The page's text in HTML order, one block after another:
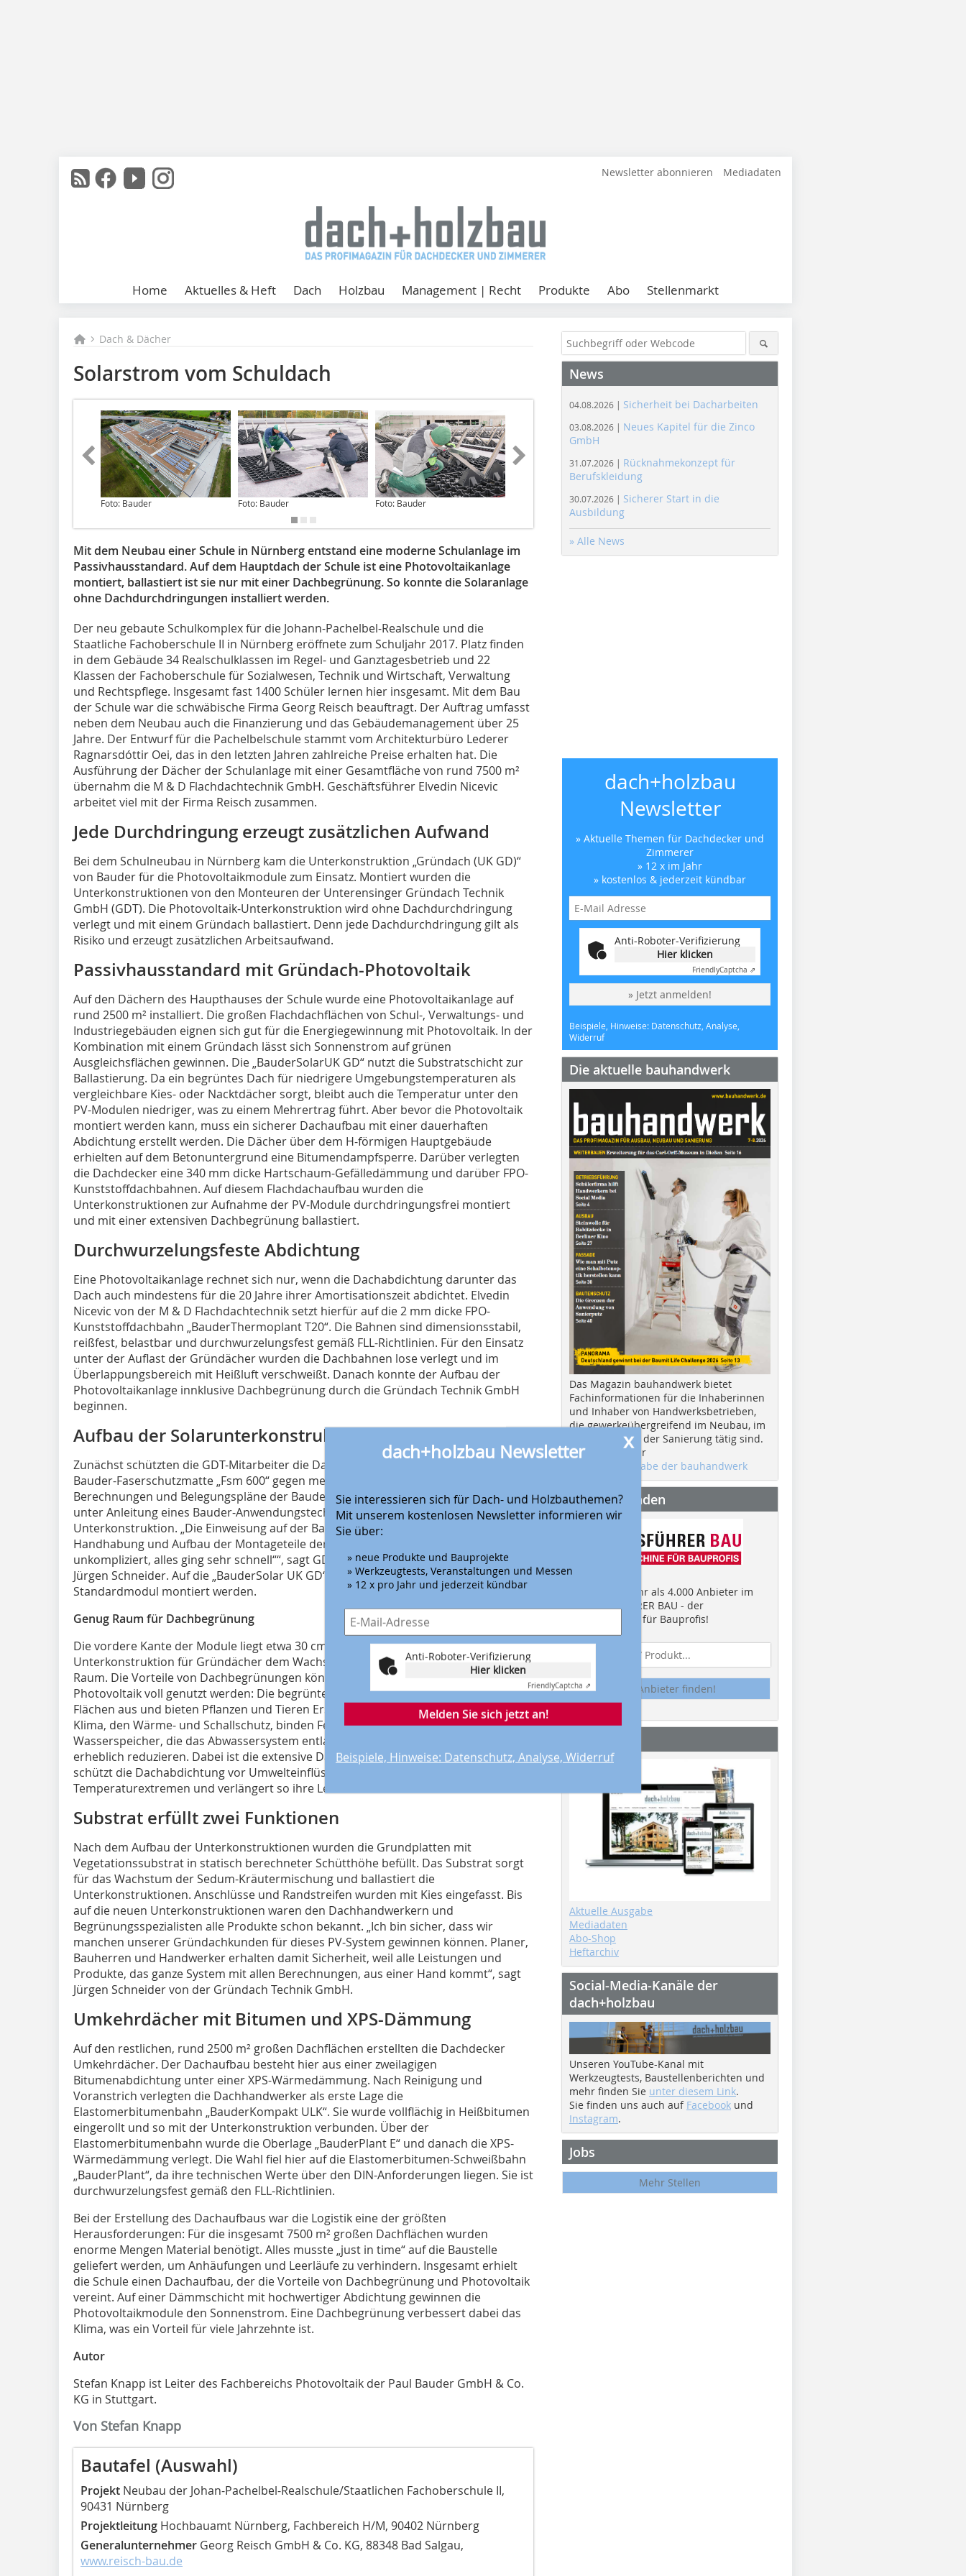
Newsletter abonnieren Mediadaten
Home Aktuelles & Heft Dach Holzbau Management | Recht Produkte Abo Stellenmarkt
Dach & Dächer
Solarstrom vom Schuldach
Foto: Bauder Foto: Bauder Foto: Bauder Foto: Bauder
Mit dem Neubau einer Schule in Nürnberg entstand eine moderne Schulanlage im
Passivhausstandard. Auf dem Hauptdach der Schule ist eine Photovoltaikanlage
montiert, ballastiert ist sie nur mit einer Dachbegrünung. So konnte die Solaranlage
ohne Dachdurchdringungen installiert werden.
Der neu gebaute Schulkomplex für die Johann-Pachelbel-Realschule und die
Staatliche Fachoberschule II in Nürnberg eröffnete zum Schuljahr 2017. Platz finden
in dem Gebäude 34 Realschulklassen im Regel- und Ganztagesbetrieb und 22
Klassen der Fachoberschule für Sozialwesen, Technik und Wirtschaft, Verwaltung
und Rechtspflege. Insgesamt fast 1400 Schüler lernen hier insgesamt. Mit dem Bau
der Schule war die schwäbische Firma Georg Reisch beauftragt. Der Auftrag umfasst
neben dem Neubau auch die Finanzierung und das Gebäudemanagement über 25
Jahre. Der Entwurf für die Pachelbelschule stammt vom Architekturbüro Lederer
Ragnarsdóttir Oei, das in den letzten Jahren zahlreiche Preise erhalten hat. Die
Ausführung der Dächer der Schulanlage mit einer Gesamtfläche von rund 7500 m²
übernahm die M & D Flachdachtechnik GmbH. Geschäftsführer Elvedin Nicevic
arbeitet viel mit der Firma Reisch zusammen.
Jede Durchdringung erzeugt zusätzlichen Aufwand
Bei dem Schulneubau in Nürnberg kam die Unterkonstruktion „Gründach (UK GD)“
von Bauder für die Photovoltaikmodule zum Einsatz. Montiert wurden die
Unterkonstruktionen von den Monteuren der Unterensinger Gründach Technik
GmbH (GDT). Die Photovoltaik-Unterkonstruktion wird ohne Dachdurchdringung
verlegt und mit einem Gründach ballastiert. Denn jede Dachdurchdringung gilt als
Risiko und erzeugt zusätzlichen Arbeitsaufwand.
Passivhausstandard mit Gründach-Photovoltaik
Auf den Dächern des Haupthauses der Schule wurde eine Photovoltaikanlage auf
rund 2500 m² installiert. Die großen Flachdachflächen von Schul-, Verwaltungs- und
Industriegebäuden eignen sich gut für die Energiegewinnung mit Photovoltaik. In der
Kombination mit einem Gründach lässt sich Sonnenstrom auf grünen
Ausgleichsflächen gewinnen. Die „BauderSolarUK GD“ nutzt die Substratschicht zur
Ballastierung. Da ein begrüntes Dach für niedrigere Umgebungstemperaturen als
vergleichbare Kies- oder Nacktdächer sorgt, bleibt auch die Temperatur unter den
PV-Modulen niedriger, was zu einem Mehrertrag führt. Aber bevor die Photovoltaik
montiert werden kann, muss ein sicherer Dachaufbau mit einer dauerhaften
Abdichtung erstellt werden. Die Dächer über dem H-förmigen Hauptgebäude
erhielten auf dem Betonuntergrund eine Bitumendampfsperre. Darüber verlegten
die Dachdecker eine 340 mm dicke Hartschaum-Gefälledämmung und darüber FPO-
Kunststoffdachbahnen. Auf diesem Flachdachaufbau wurden die
Unterkonstruktionen zur Aufnahme der PV-Module durchdringungsfrei montiert
und mit einer extensiven Dachbegrünung ballastiert.
Durchwurzelungsfeste Abdichtung
Eine Photovoltaikanlage rechnet sich nur, wenn die Dachabdichtung darunter das
Dach auch mindestens für die 20 Jahre ihrer Amortisationszeit abdichtet. Elvedin
Nicevic von der M & D Flachdachtechnik setzt hierfür auf die 2 mm dicke FPO-
Kunststoffdachbahn „BauderThermoplant T20“. Die Bahnen sind dimensionsstabil,
reißfest, belastbar und durchwurzelungsfest gemäß FLL-Richtlinien. Für den Einsatz
unter der Auflast der Gründächer wurden die Dachbahnen lose verlegt und im
Überlappungsbereich mit Heißluft verschweißt. Danach konnte der Aufbau der
Photovoltaikanlage innklusive Dachbegrünung durch die Gründach Technik GmbH
beginnen.
Aufbau der Solarunterkonstruktion
Zunächst schützten die GDT-Mitarbeiter die Dachabdichtung mit der lose verlegten
Bauder-Faserschutzmatte „Fsm 600“ gegen mechanische Beschädigung. Anhand der
Berechnungen und Belegungspläne der Bauder-Solarabteilung begannen sie dann
unter Anleitung eines Bauder-Anwendungstechnikers mit dem Aufbau der Solar-
Unterkonstruktion. „Die Einweisung auf der Baustelle durch Bauder war sehr gut.
Handhabung und Aufbau der Montageteile der Unterkonstruktion sind
unkompliziert, alles ging sehr schnell““, sagt GDT-Geschäftsführer und Projektleiter
Jürgen Schneider. Auf die „BauderSolar UK GD“ kann nahezu jedes gerahmte
Standardmodul montiert werden.
Genug Raum für Dachbegrünung
Die vordere Kante der Module liegt etwa 30 cm über der Substratschicht. So lässt die
Unterkonstruktion für Gründächer dem Wachstum einer extensiven Begrünung
Raum. Die Vorteile von Dachbegrünungen können so trotz oder gerade mit
Photovoltaik voll genutzt werden: Die begrünten Flächen gleichen versiegelte
Flächen aus und bieten Pflanzen und Tieren Ersatzlebensräume. Sie verbessern das
Klima, den Wärme- und Schallschutz, binden Feinstaub und sind wertvolle
Wasserspeicher, die das Abwassersystem entlasten und die Abwassergebühren
erheblich reduzieren. Dabei ist die extensive Dachbegrünung fast pflegefrei und
schützt die Dachabdichtung vor Umwelteinflüssen, Sonneneinstrahlung und
Temperaturextremen und verlängert so ihre Lebensdauer.
Substrat erfüllt zwei Funktionen
Nach dem Aufbau der Unterkonstruktionen wurden die Grundplatten mit
Vegetationssubstrat in statisch berechneter Schütthöhe befüllt. Das Substrat sorgt
für das Wachstum der Sedum-Kräutermischung und ballastiert die
Unterkonstruktionen. Anschlüsse und Randstreifen wurden mit Kies eingefasst. Bis
auf die neuen Unterkonstruktionen waren den Dachhandwerkern und
Begrünungsspezialisten alle Produkte schon bekannt. „Ich bin sicher, dass wir
manchen unserer Gründachkunden für dieses PV-System gewinnen können. Planer,
Bauherren und Handwerker erhalten damit Sicherheit, weil alle Leistungen und
Produkte, das ganze System mit allen Berechnungen, aus einer Hand kommt“, sagt
Jürgen Schneider von der Gründach Technik GmbH.
Umkehrdächer mit Bitumen und XPS-Dämmung
Auf den restlichen, rund 2500 m² großen Dachflächen erstellten die Dachdecker
Umkehrdächer. Der Dachaufbau besteht hier aus einer zweilagigen
Bitumenabdichtung unter einer XPS-Wärmedämmung. Nach Reinigung und
Voranstrich verlegten die Dachhandwerker als erste Lage die
Elastomerbitumenbahn „BauderKompakt ULK“. Sie wurde vollflächig in Heißbitumen
eingerollt und so mit der Unterkonstruktion verbunden. Über der
Elastomerbitumenbahn wurde die Oberlage „BauderPlant E“ und danach die XPS-
Wärmedämmung verlegt. Die Wahl fiel hier auf die Elastomerbitumen-Schweißbahn
„BauderPlant“, da ihre technischen Werte über den DIN-Anforderungen liegen. Sie ist
durchwurzelungsfest gemäß den FLL-Richtlinien.
Bei der Erstellung des Dachaufbaus war die Logistik eine der größten
Herausforderungen: Für die insgesamt 7500 m² großen Dachflächen wurden
enorme Mengen Material benötigt. Alles musste „just in time“ auf die Baustelle
geliefert werden, um Anhäufungen und Leerläufe zu verhindern. Insgesamt erhielt
die Schule einen Dachaufbau, der die Vorteile von Dachbegrünung und Photovoltaik
vereint. Auf einer Dämmschicht mit hochwertiger Abdichtung gewinnen die
Photovoltaikmodule den Sonnenstrom. Eine Dachbegrünung verbessert dabei das
Klima, was ein Vorteil für viele Jahrzehnte ist.
Autor
Stefan Knapp ist Leiter des Fachbereichs Photovoltaik der Paul Bauder GmbH & Co.
KG in Stuttgart.
Von Stefan Knapp
Bautafel (Auswahl)
Projekt Neubau der Johan-Pachelbel-Realschule/Staatlichen Fachoberschule II,
90431 Nürnberg
Projektleitung Hochbauamt Nürnberg, Fachbereich H/M, 90402 Nürnberg
Generalunternehmer Georg Reisch GmbH & Co. KG, 88348 Bad Salgau,
www.reisch-bau.de
x
dach+holzbau Newsletter
Sie interessieren sich für Dach- und Holzbauthemen?
Mit unserem kostenlosen Newsletter informieren wir
Sie über:
» neue Produkte und Bauprojekte
» Werkzeugtests, Veranstaltungen und Messen
» 12 x pro Jahr und jederzeit kündbar
Anti-Roboter-Verifizierung
Hier klicken
FriendlyCaptcha ⇗
Melden Sie sich jetzt an!
Beispiele, Hinweise: Datenschutz, Analyse, Widerruf
News
04.08.2026 | Sicherheit bei Dacharbeiten
03.08.2026 | Neues Kapitel für die Zinco
GmbH
31.07.2026 | Rücknahmekonzept für
Berufskleidung
30.07.2026 | Sicherer Start in die
Ausbildung
» Alle News
dach+holzbau
Newsletter
» Aktuelle Themen für Dachdecker und
Zimmerer
» 12 x im Jahr
» kostenlos & jederzeit kündbar
Anti-Roboter-Verifizierung
Hier klicken
FriendlyCaptcha ⇗
» Jetzt anmelden!
Beispiele, Hinweise: Datenschutz, Analyse,
Widerruf
Die aktuelle bauhandwerk
Das Magazin bauhandwerk bietet
Fachinformationen für die Inhaberinnen
und Inhaber von Handwerksbetrieben,
die gewerkeübergreifend im Neubau, im
Ausbau und in der Sanierung tätig sind.
Hier geht es zur
aktuellen Ausgabe der bauhandwerk
Anbieter finden
Finden Sie mehr als 4.000 Anbieter im
EINKAUFSFÜHRER BAU - der
Suchmaschine für Bauprofis!
Anbieter finden!
Aktuelle Ausgabe
Mediadaten
Abo-Shop
Heftarchiv
Social-Media-Kanäle der
dach+holzbau
Unseren YouTube-Kanal mit
Werkzeugtests, Baustellenberichten und
mehr finden Sie unter diesem Link.
Sie finden uns auch auf Facebook und
Instagram.
Jobs
Mehr Stellen